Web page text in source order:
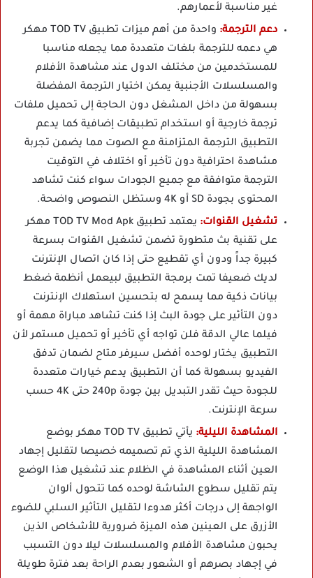
غير مناسبة لأعمارهم.
دعم الترجمة:
واحدة من أهم ميزات تطبيق TOD TV مهكر
هي دعمه للترجمة بلغات متعددة مما يجعله مناسبا
للمستخدمين من مختلف الدول عند مشاهدة الأفلام
والمسلسلات الأجنبية يمكن اختيار الترجمة المفضلة
بسهولة من داخل المشغل دون الحاجة إلى تحميل ملفات
ترجمة خارجية أو استخدام تطبيقات إضافية كما يدعم
التطبيق الترجمة المتزامنة مع الصوت مما يضمن تجربة
مشاهدة احترافية دون تأخير أو اختلاف في التوقيت
الترجمة متوافقة مع جميع الجودات سواء كنت تشاهد
المحتوى بجودة SD أو 4K وستظل النصوص واضحة.
تشغيل القنوات:
يعتمد تطبيق TOD TV Mod Apk مهكر
على تقنية بث متطورة تضمن تشغيل القنوات بسرعة
كبيرة جداً ودون أي تقطيع حتى إذا كان اتصال الإنترنت
لديك ضعيفا تمت برمجة التطبيق لبيعمل أنظمة ضغط
بيانات ذكية مما يسمح له بتحسين استهلاك الإنترنت
دون التأثير على جودة البث إذا كنت تشاهد مباراة مهمة أو
فيلما عالي الدقة فلن تواجه أي تأخير أو تحميل مستمر لأن
التطبيق يختار لوحده أفضل سيرفر متاح لضمان تدفق
الفيديو بسهولة كما أن التطبيق يدعم خيارات متعددة
للجودة حيث تقدر التبديل بين جودة 240p حتى 4K حسب
سرعة الإنترنت.
المشاهدة الليلية:
يأتي تطبيق TOD TV مهكر بوضع
المشاهدة الليلية الذي تم تصميمه خصيصا لتقليل إجهاد
العين أثناء المشاهدة في الظلام عند تشغيل هذا الوضع
يتم تقليل سطوع الشاشة لوحده كما تتحول ألوان
الواجهة إلى درجات أكثر هدوءا لتقليل التأثير السلبي للضوء
الأزرق على العينين هذه الميزة ضرورية للأشخاص الذين
يحبون مشاهدة الأفلام والمسلسلات ليلا دون التسبب
في إجهاد بصرهم أو الشعور بعدم الراحة بعد فترة طويلة